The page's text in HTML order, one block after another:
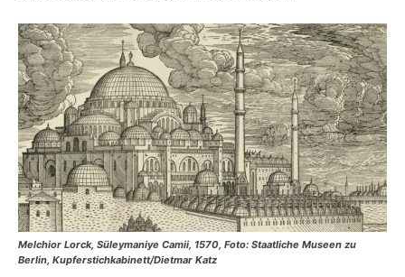
Melchior Lorck, Süleymaniye Camii, 1570, Foto: Staatliche Museen zu
Berlin, Kupferstichkabinett/Dietmar Katz